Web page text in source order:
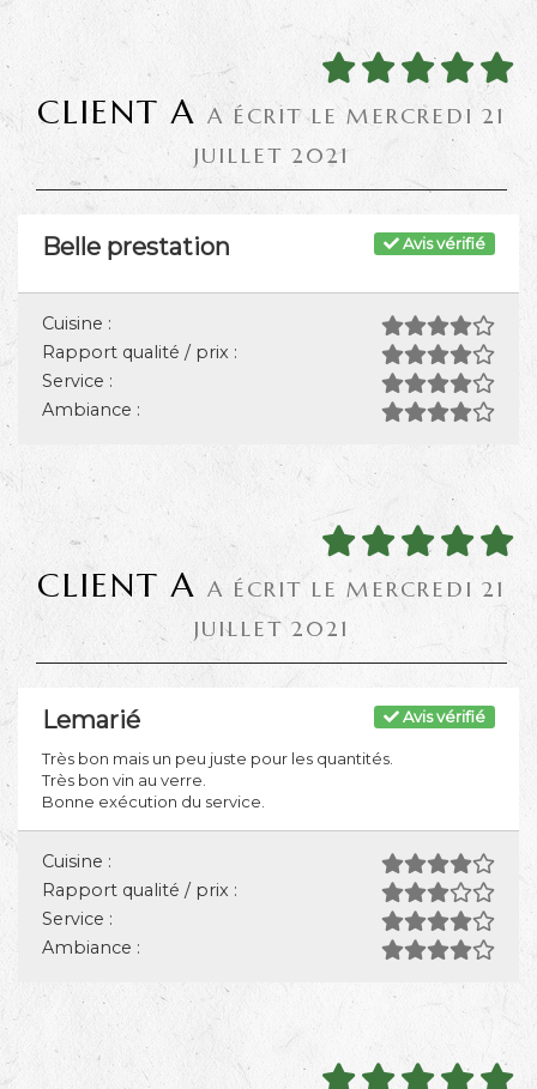
CLIENT A A ÉCRIT LE MERCREDI 21
JUILLET 2021
Avis vérifié
Belle prestation
Cuisine :
Rapport qualité / prix :
Service :
Ambiance :
CLIENT A A ÉCRIT LE MERCREDI 21
JUILLET 2021
Avis vérifié
Lemarié
Très bon mais un peu juste pour les quantités.
Très bon vin au verre.
Bonne exécution du service.
Cuisine :
Rapport qualité / prix :
Service :
Ambiance :